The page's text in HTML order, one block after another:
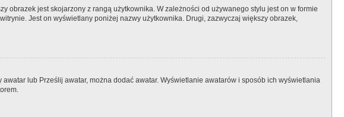
obrazek jest skojarzony z rangą użytkownika. W zależności od używanego stylu jest on w formie
Jest on wyświetlany poniżej nazwy użytkownika. Drugi, zazwyczaj większy obrazek,
lub Prześlij awatar, można dodać awatar. Wyświetlanie awatarów i sposób ich wyświetlania